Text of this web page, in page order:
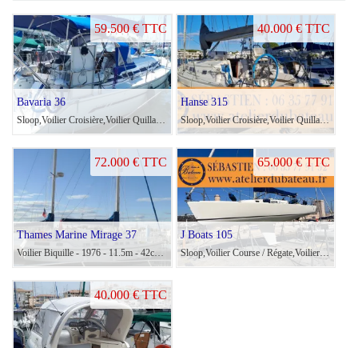
Bavaria 36
Sloop,Voilier Croisière,Voilier Quillard - 2003 - 11.4m - 30cv MD2030 Volvo
59.500 € TTC
Hanse 315
Sloop,Voilier Croisière,Voilier Quillard - 2007 - 9.45m - 20cv Yanmar
40.000 € TTC
Thames Marine Mirage 37
Voilier Biquille - 1976 - 11.5m - 42cv CRAFTSMAN Craftsman
72.000 € TTC
J Boats 105
Sloop,Voilier Course / Régate,Voilier Quillard - 2006 - 10.5m - 18cv D1-20 Volvo Penta
65.000 € TTC
40.000 € TTC